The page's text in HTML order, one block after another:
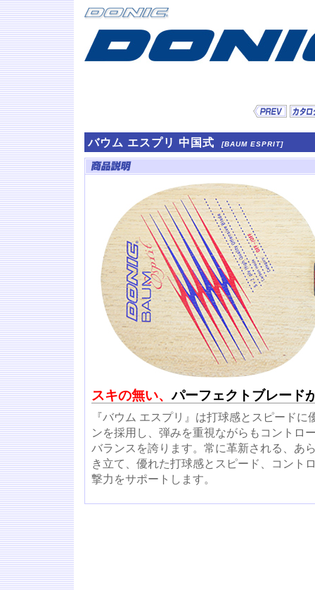
バウム エスプリ 中国式 [BAUM ESPRIT]
スキの無い、パーフェクトブレード
『バウム エスプリ』は打球感とスピードに
ンを採用し、弾みを重視ながらもコントロ
バランスを誇ります。常に革新される、あ
き立て、優れた打球感とスピード、コント
撃力をサポートします。